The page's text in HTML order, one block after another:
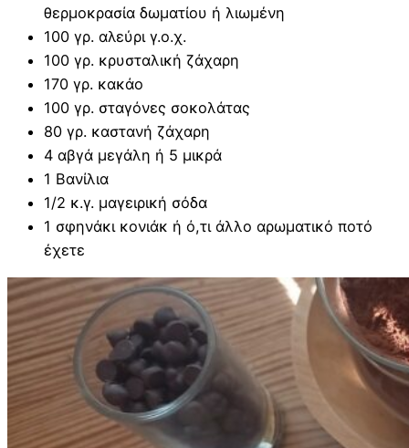
θερμοκρασία δωματίου ή λιωμένη
100 γρ. αλεύρι γ.ο.χ.
100 γρ. κρυσταλική ζάχαρη
170 γρ. κακάο
100 γρ. σταγόνες σοκολάτας
80 γρ. καστανή ζάχαρη
4 αβγά μεγάλη ή 5 μικρά
1 Βανίλια
1/2 κ.γ. μαγειρική σόδα
1 σφηνάκι κονιάκ ή ό,τι άλλο αρωματικό ποτό
έχετε